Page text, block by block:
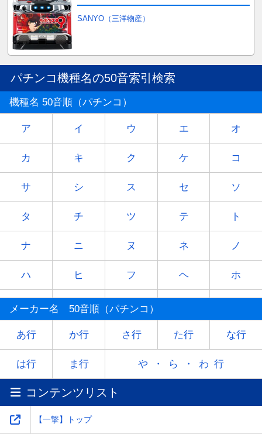
SANYO（三洋物産）
パチンコ機種名の50音索引検索
機種名 50音順（パチンコ）
ア イ ウ エ オ
カ キ ク ケ コ
サ シ ス セ ソ
タ チ ツ テ ト
ナ ニ ヌ ネ ノ
ハ ヒ フ ヘ ホ
マ ミ ム
ヤ - ユ - ヨ
ラ リ レ
ワ -
メーカー名 50音順（パチンコ）
あ行 か行 さ行 た行 な行
は行 ま行 や・ら・わ行
コンテンツリスト
【一撃】トップ